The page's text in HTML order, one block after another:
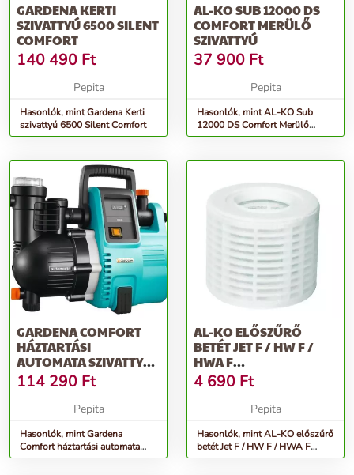
GARDENA KERTI
SZIVATTYÚ 6500 SILENT
COMFORT
140 490 Ft
Pepita
Hasonlók, mint Gardena Kerti
szivattyú 6500 Silent Comfort
AL-KO SUB 12000 DS
COMFORT MERÜLŐ
SZIVATTYÚ
37 900 Ft
Pepita
Hasonlók, mint AL-KO Sub
12000 DS Comfort Merülő
szivattyú
GARDENA COMFORT
HÁZTARTÁSI
AUTOMATA SZIVATTYÚ
4000/5E
114 290 Ft
Pepita
Hasonlók, mint Gardena
Comfort háztartási automata
szivattyú 4000/5E
AL-KO ELŐSZŰRŐ
BETÉT JET F / HW F /
HWA F
SZIVATTYÚKHOZ,
MŰANYAG
4 690 Ft
Pepita
Hasonlók, mint AL-KO előszűrő
betét Jet F / HW F / HWA F
szivattyúkhoz, műanyag